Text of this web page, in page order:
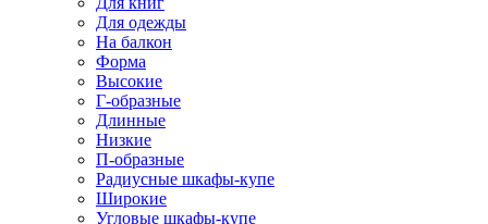
Для одежды
На балкон
Форма
Высокие
Г-образные
Длинные
Низкие
П-образные
Радиусные шкафы-купе
Широкие
Угловые шкафы-купе